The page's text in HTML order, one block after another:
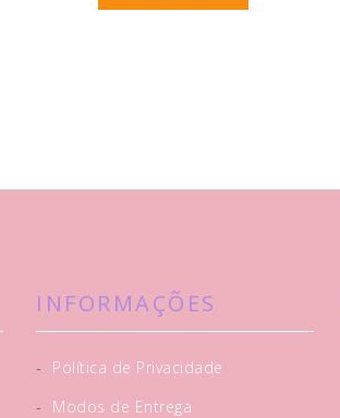
INFORMAÇÕES
-
Política de Privacidade
-
Modos de Entrega